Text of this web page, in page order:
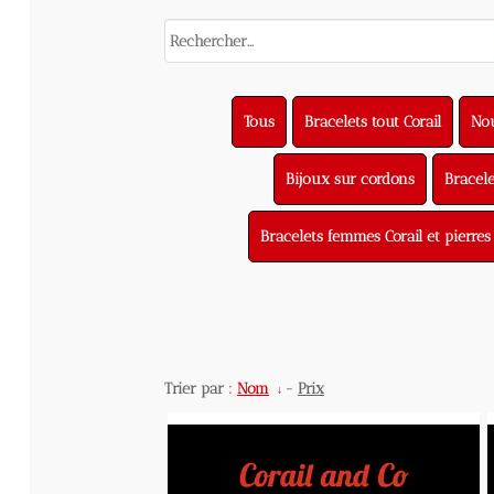
Tous Bracelets tout Corail
Bijoux sur cordons Bracelets
Bracelets femmes Corail et pierres
Trier par :Nom -Prix